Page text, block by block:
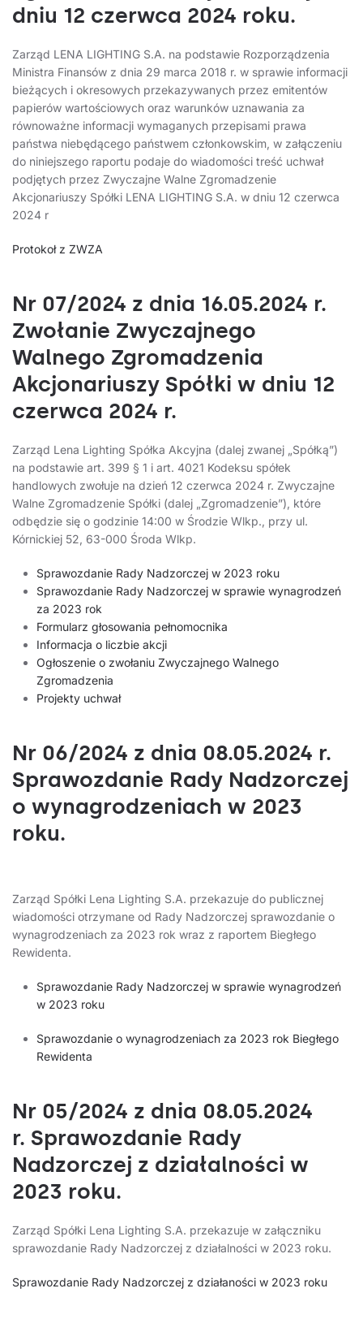
dniu 12 czerwca 2024 roku.
Zarząd LENA LIGHTING S.A. na podstawie Rozporządzenia
Ministra Finansów z dnia 29 marca 2018 r. w sprawie informacji
bieżących i okresowych przekazywanych przez emitentów
papierów wartościowych oraz warunków uznawania za
równoważne informacji wymaganych przepisami prawa
państwa niebędącego państwem członkowskim, w załączeniu
do niniejszego raportu podaje do wiadomości treść uchwał
podjętych przez Zwyczajne Walne Zgromadzenie
Akcjonariuszy Spółki LENA LIGHTING S.A. w dniu 12 czerwca
2024 r
Protokoł z ZWZA
Nr 07/2024 z dnia 16.05.2024 r.
Zwołanie Zwyczajnego
Walnego Zgromadzenia
Akcjonariuszy Spółki w dniu 12
czerwca 2024 r.
Zarząd Lena Lighting Spółka Akcyjna (dalej zwanej „Spółką”)
na podstawie art. 399 § 1 i art. 4021 Kodeksu spółek
handlowych zwołuje na dzień 12 czerwca 2024 r. Zwyczajne
Walne Zgromadzenie Spółki (dalej „Zgromadzenie”), które
odbędzie się o godzinie 14:00 w Środzie Wlkp., przy ul.
Kórnickiej 52, 63-000 Środa Wlkp.
Sprawozdanie Rady Nadzorczej w 2023 roku
Sprawozdanie Rady Nadzorczej w sprawie wynagrodzeń
za 2023 rok
Formularz głosowania pełnomocnika
Informacja o liczbie akcji
Ogłoszenie o zwołaniu Zwyczajnego Walnego
Zgromadzenia
Projekty uchwał
Nr 06/2024 z dnia 08.05.2024 r.
Sprawozdanie Rady Nadzorczej
o wynagrodzeniach w 2023
roku.
Zarząd Spółki Lena Lighting S.A. przekazuje do publicznej
wiadomości otrzymane od Rady Nadzorczej sprawozdanie o
wynagrodzeniach za 2023 rok wraz z raportem Biegłego
Rewidenta.
Sprawozdanie Rady Nadzorczej w sprawie wynagrodzeń
w 2023 roku
Sprawozdanie o wynagrodzeniach za 2023 rok Biegłego
Rewidenta
Nr 05/2024 z dnia 08.05.2024
r. Sprawozdanie Rady
Nadzorczej z działalności w
2023 roku.
Zarząd Spółki Lena Lighting S.A. przekazuje w załączniku
sprawozdanie Rady Nadzorczej z działalności w 2023 roku.
Sprawozdanie Rady Nadzorczej z działaności w 2023 roku